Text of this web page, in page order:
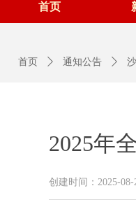
首页
2025年
创建时间： 2025-08-
首页 ꄲ 通知公告 ꄲ